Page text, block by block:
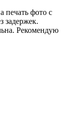
печать фото с
задержек.
Рекомендую